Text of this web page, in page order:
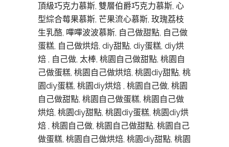
頂級巧克力慕斯, 雙層伯爵巧克力慕斯, 心
型綜合莓果慕斯, 芒果流心慕斯, 玫瑰荔枝
生乳酪, 嗶嗶波波慕斯, 自己做甜點, 自己做
蛋糕, 自己做烘焙, diy甜點, diy蛋糕, diy烘
焙 , 自己做, 太棒, 桃園自己做甜點, 桃園自
己做蛋糕, 桃園自己做烘焙, 桃園diy甜點, 桃
園diy蛋糕, 桃園diy烘焙 , 桃園自己做, 桃園
自己做甜點, 桃園自己做蛋糕, 桃園自己做
烘焙, 桃園diy甜點, 桃園diy蛋糕, 桃園diy烘
焙 , 桃園自己做, 桃園自己做甜點, 桃園自己
做蛋糕, 桃園自己做烘焙, 桃園diy甜點, 桃園